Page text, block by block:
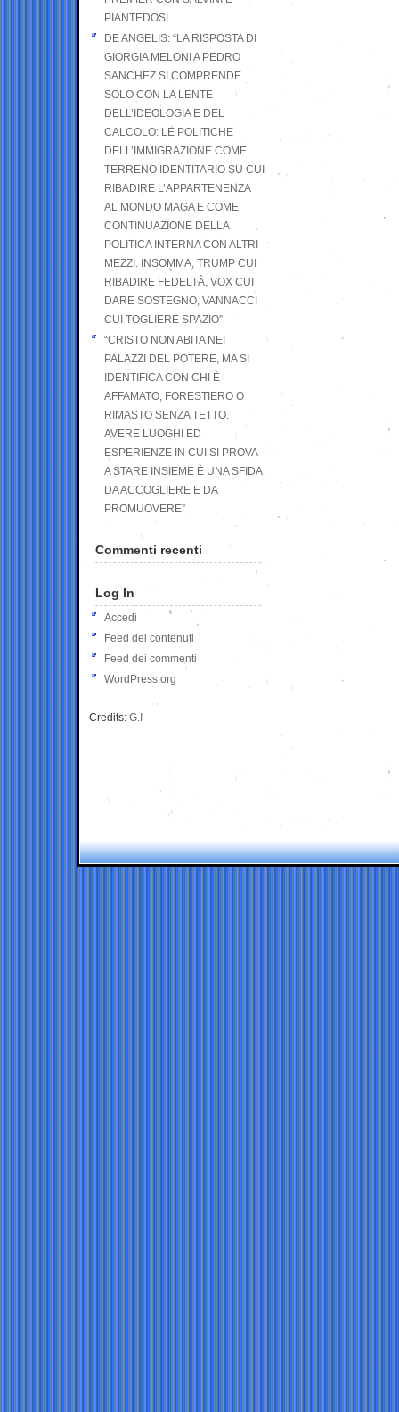
PIANTEDOSI
DE ANGELIS: “LA RISPOSTA DI
GIORGIA MELONI A PEDRO
SANCHEZ SI COMPRENDE
SOLO CON LA LENTE
DELL’IDEOLOGIA E DEL
CALCOLO: LE POLITICHE
DELL’IMMIGRAZIONE COME
TERRENO IDENTITARIO SU CUI
RIBADIRE L’APPARTENENZA
AL MONDO MAGA E COME
CONTINUAZIONE DELLA
POLITICA INTERNA CON ALTRI
MEZZI. INSOMMA, TRUMP CUI
RIBADIRE FEDELTÀ, VOX CUI
DARE SOSTEGNO, VANNACCI
CUI TOGLIERE SPAZIO”
“CRISTO NON ABITA NEI
PALAZZI DEL POTERE, MA SI
IDENTIFICA CON CHI È
AFFAMATO, FORESTIERO O
RIMASTO SENZA TETTO.
AVERE LUOGHI ED
ESPERIENZE IN CUI SI PROVA
A STARE INSIEME È UNA SFIDA
DA ACCOGLIERE E DA
PROMUOVERE”
Commenti recenti
Log In
Accedi
Feed dei contenuti
Feed dei commenti
WordPress.org
Credits: G.I